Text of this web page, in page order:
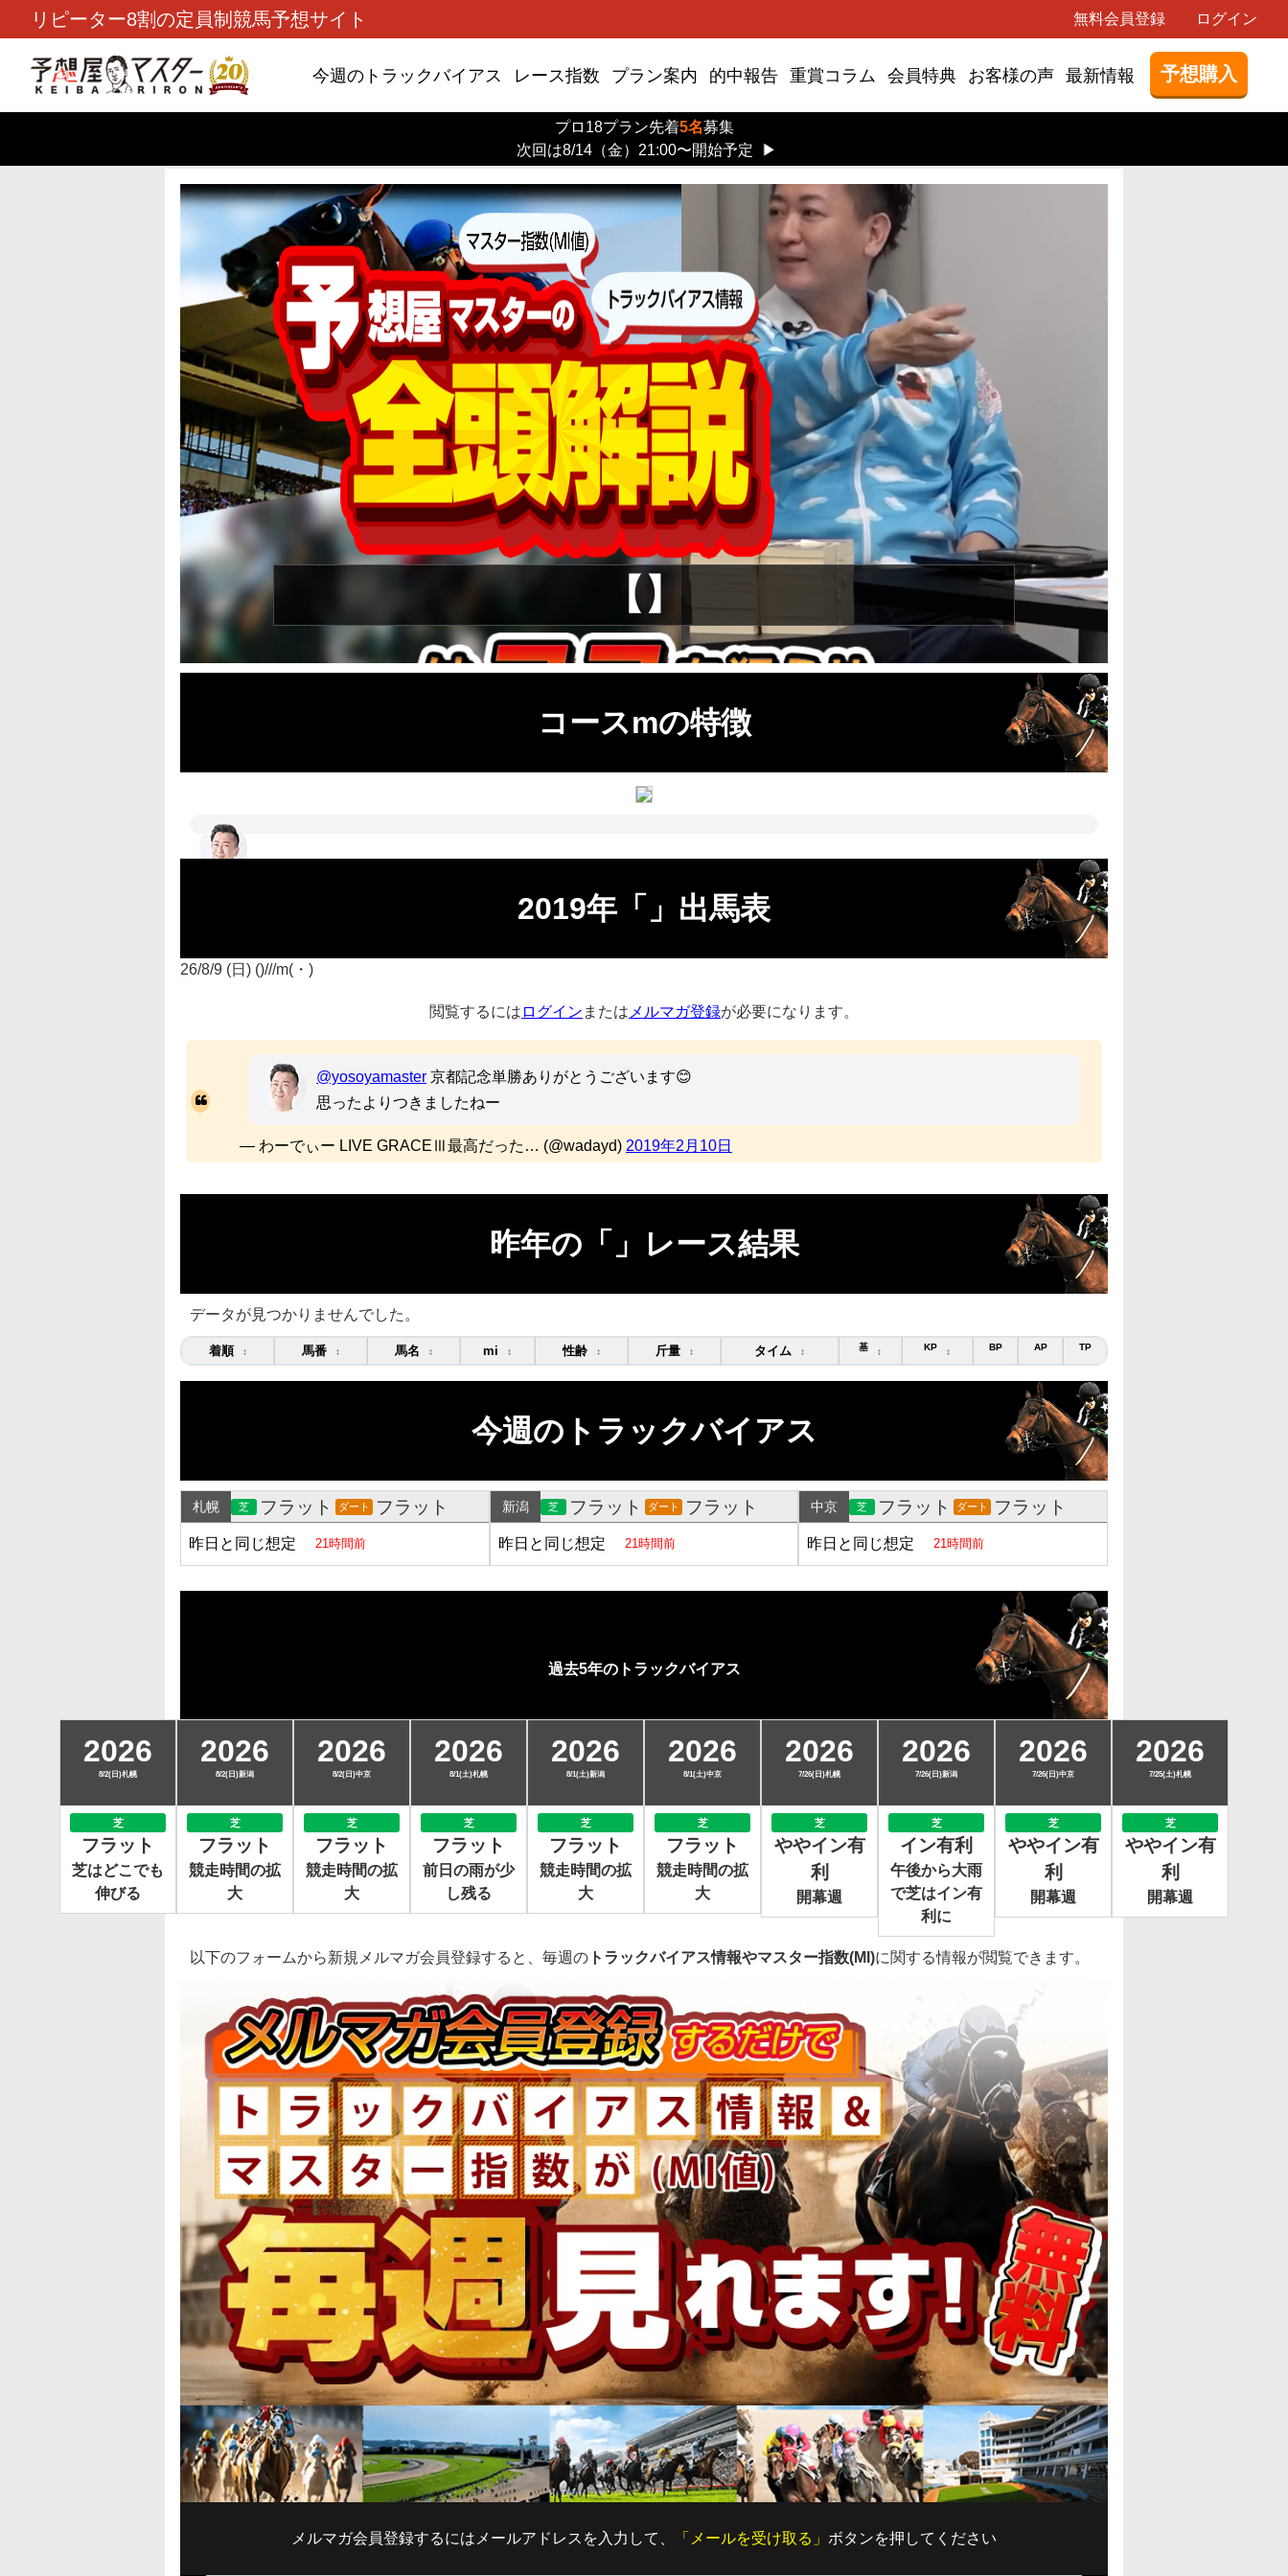
リピーター8割の定員制競馬予想サイト 無料会員登録 ログイン
今週のトラックバイアス レース指数 プラン案内 的中報告 重賞コラム 会員特典 お客様の声 最新情報 予想購入
プロ18プラン先着5名募集
次回は8/14（金）21:00〜開始予定
▶
【】
コースmの特徴
2019年「」出馬表
26/8/9 (日) ()///m(・)
閲覧するには ログイン または メルマガ登録が必要になります。
@yosoyamaster 京都記念単勝ありがとうございます😊
思ったよりつきましたねー
— わーでぃー LIVE GRACEⅢ最高だった… (@wadayd) 2019年2月10日
昨年の「」レース結果
データが見つかりませんでした。
着順 ↕ 馬番 ↕ 馬名 ↕ mi ↕ 性齢 ↕ 斤量 ↕ タイム ↕ 基 ↕ KP ↕ BP AP TP
今週のトラックバイアス
札幌 芝 フラット ダート フラット
昨日と同じ想定 21時間前
新潟 芝 フラット ダート フラット
昨日と同じ想定 21時間前
中京 芝 フラット ダート フラット
昨日と同じ想定 21時間前
過去5年のトラックバイアス
2026
8/2(日)札幌
芝
フラット
芝はどこでも
伸びる
2026
8/2(日)新潟
芝
フラット
競走時間の拡
大
2026
8/2(日)中京
芝
フラット
競走時間の拡
大
2026
8/1(土)札幌
芝
フラット
前日の雨が少
し残る
2026
8/1(土)新潟
芝
フラット
競走時間の拡
大
2026
8/1(土)中京
芝
フラット
競走時間の拡
大
2026
7/26(日)札幌
芝
ややイン有
利
開幕週
2026
7/26(日)新潟
芝
イン有利
午後から大雨
で芝はイン有
利に
2026
7/26(日)中京
芝
ややイン有
利
開幕週
2026
7/25(土)札幌
芝
ややイン有
利
開幕週
以下のフォームから新規メルマガ会員登録すると、毎週の トラックバイアス情報やマスター指数(MI)に関する情報が閲覧できます。
メルマガ会員登録するにはメールアドレスを入力して、 「メールを受け取る」 ボタンを押してください